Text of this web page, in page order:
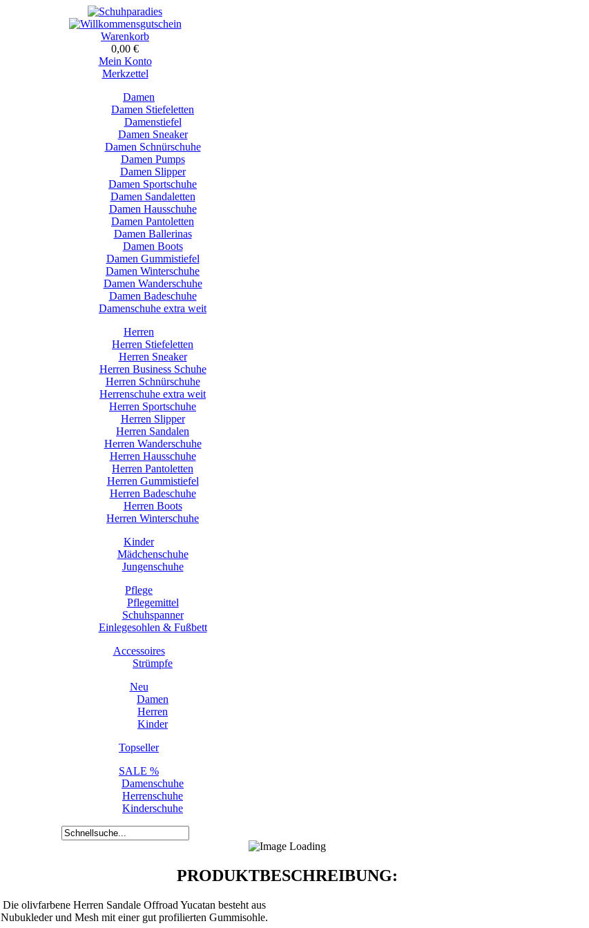
Warenkorb
0,00 €
Mein Konto
Merkzettel
Damen
Damen Stiefeletten
Damenstiefel
Damen Sneaker
Damen Schnürschuhe
Damen Pumps
Damen Slipper
Damen Sportschuhe
Damen Sandaletten
Damen Hausschuhe
Damen Pantoletten
Damen Ballerinas
Damen Boots
Damen Gummistiefel
Damen Winterschuhe
Damen Wanderschuhe
Damen Badeschuhe
Damenschuhe extra weit
Herren
Herren Stiefeletten
Herren Sneaker
Herren Business Schuhe
Herren Schnürschuhe
Herrenschuhe extra weit
Herren Sportschuhe
Herren Slipper
Herren Sandalen
Herren Wanderschuhe
Herren Hausschuhe
Herren Pantoletten
Herren Gummistiefel
Herren Badeschuhe
Herren Boots
Herren Winterschuhe
Kinder
Mädchenschuhe
Jungenschuhe
Pflege
Pflegemittel
Schuhspanner
Einlegesohlen & Fußbett
Accessoires
Strümpfe
Neu
Damen
Herren
Kinder
Topseller
SALE %
Damenschuhe
Herrenschuhe
Kinderschuhe
PRODUKTBESCHREIBUNG:
Die olivfarbene Herren Sandale Offroad Yucatan besteht aus
Nubukleder und Mesh mit einer gut profilierten Gummisohle.